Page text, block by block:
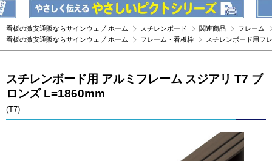
看板の激安通販ならサインウェブ ホーム スチレンボード 関連商品
フレーム
看板の激安通販ならサインウェブ ホーム
フレーム・看板枠 スチレンボード用フ
スチレンボード用 アルミフレーム スジアリ T7 ブ
ロンズ L=1860mm
(T7)